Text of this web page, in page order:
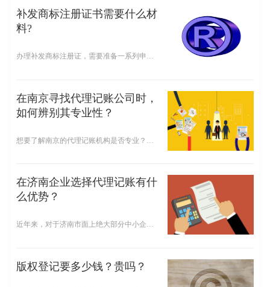
补发商标注册证书需要什么材
料?
办理补发商标注册证，需要准备一系列申请材料。首先，需要填写补发商标注册证申请书，确保填写完整、准确，并由商标注册人盖章或签字确认。其次，需要提供商标注册人的身份证明文件复印件，包括营业执照副本、身份证等。如果直接办理，还需提交经办人的身份证及复印件（原件经比对后退还）。
在南京寻找代理记账公司时，
如何辨别其专业性？
在济南企业选择代理记账有什
么优势？
近年来，对于济南市面上绝大部分中小企业来说，它们日渐注意到代理记账所具备的诸多优势，因而越来越倾向于将财务工作委托给代理记账会计来打理。这样一方面能够为企业节约不必要的经营成本，另一方面也能够使企业记账报税工作质量更具保障。那么，在济南企业选择代理记账有什么优势？接下来，小编将对此进行介绍。
版权登记要多少钱？贵吗？